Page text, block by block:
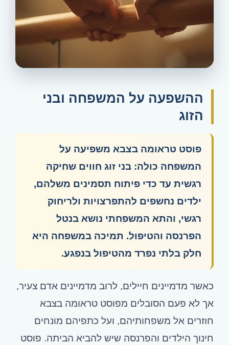
מפוסט טראומה בצבא אל ההכרה בזכויות
ההשפעה על המשפחה ובני
הזוג
פוסט טראומה בצבא משפיעה על
המשפחה כולה: בני זוג חווים שחיקה
רגשית עד כדי פיתוח תסמינים משלהם,
ילדים נחשפים להתפרצויות ולריחוק
רגשי, והתא המשפחתי נושא בנטל
הפרנסה והטיפול. תמיכה במשפחה היא
חלק בלתי נפרד מהטיפול בנפגע.
כאשר מדמיינים חיילים, לרוב מדמיינים אדם צעיר,
אך לא פעם הסובלים מפוסט טראומה בצבא
חוזרים אל משפחותיהם, ועל כתפיהם מונחים
חינוך הילדים והפרנסה שיש להביא הביתה. פוסט